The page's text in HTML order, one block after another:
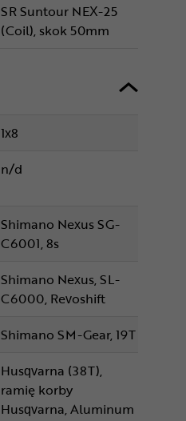
SR Suntour NEX-25
(Coil), skok 50mm
1x8
n/d
Shimano Nexus SG-
C6001, 8s
Shimano Nexus, SL-
C6000, Revoshift
Shimano SM-Gear, 19T
Husqvarna (38T),
ramię korby
Husqvarna, Aluminum